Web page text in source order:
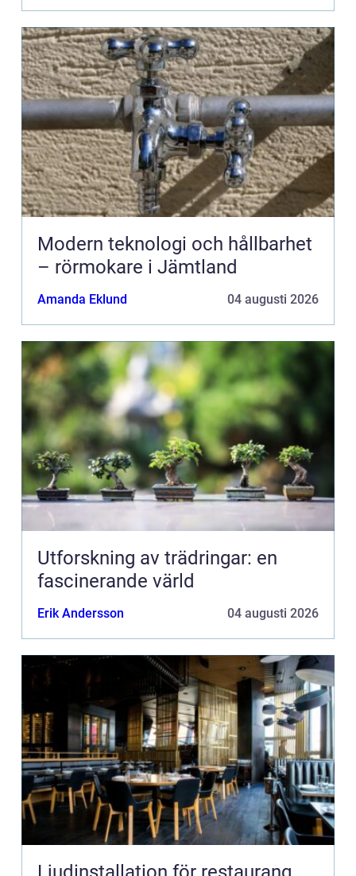
Modern teknologi och hållbarhet
– rörmokare i Jämtland
Amanda Eklund 04 augusti 2026
Utforskning av trädringar: en
fascinerande värld
Erik Andersson 04 augusti 2026